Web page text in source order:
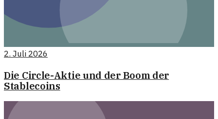
2. Juli 2026
Die Circle-Aktie und der Boom der
Stablecoins